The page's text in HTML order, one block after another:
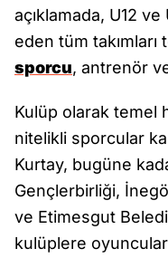
açıklamada, U12
eden tüm
sporcu, antrenör
Kulüp olarak temel
nitelikli sporcular
Kurtay, bugüne
Gençlerbirliği,
ve Etimesgut
kulüplere